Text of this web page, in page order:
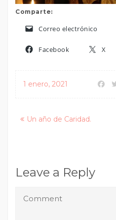
Comparte:
Correo electrónico
Facebook X
1 enero, 2021
Posts
Un año de Caridad.
Leave a Reply